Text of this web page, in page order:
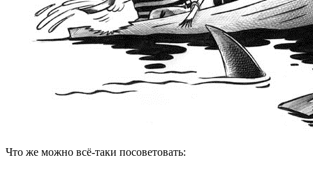
Что же можно всё-таки посоветовать: